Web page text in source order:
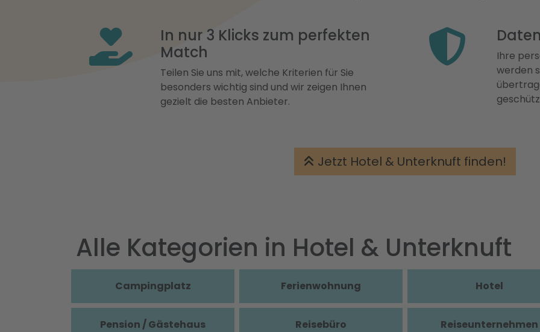
In nur 3 Klicks zum perfekten
Match
Teilen Sie uns mit, welche Kriterien für Sie
besonders wichtig sind und wir zeigen Ihnen
gezielt die besten Anbieter.
Ihre
werden
Jetzt Hotel & Unterknuft finden!
Alle Kategorien in Hotel & Unterknuft
Campingplatz Ferienwohnung Hotel
Pension / Gästehaus Reisebüro Reiseunternehmen